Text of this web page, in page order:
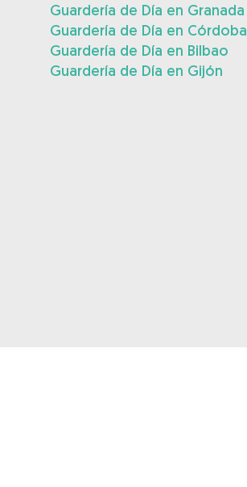
Guardería de Día en Granada
Guardería de Día en Córdoba
Guardería de Día en Bilbao
Guardería de Día en Gijón